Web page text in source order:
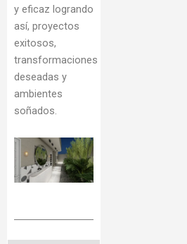
y eficaz logrando
así, proyectos
exitosos,
transformaciones
deseadas y
ambientes
soñados.